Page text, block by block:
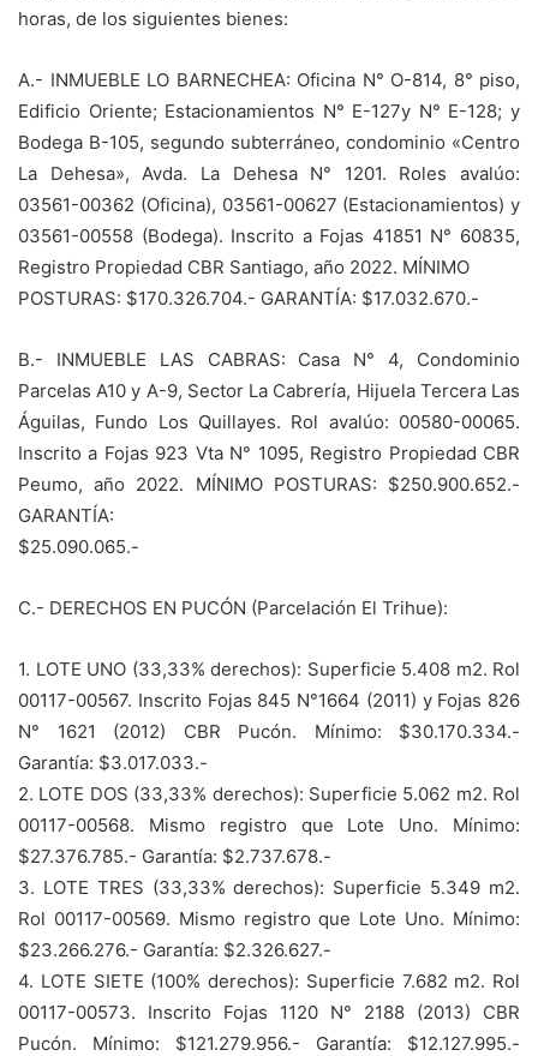
horas, de los siguientes bienes:
A.- INMUEBLE LO BARNECHEA: Oficina N° O-814, 8° piso,
Edificio Oriente; Estacionamientos N° E-127y N° E-128; y
Bodega B-105, segundo subterráneo, condominio «Centro
La Dehesa», Avda. La Dehesa N° 1201. Roles avalúo:
03561-00362 (Oficina), 03561-00627 (Estacionamientos) y
03561-00558 (Bodega). Inscrito a Fojas 41851 N° 60835,
Registro Propiedad CBR Santiago, año 2022. MÍNIMO
POSTURAS: $170.326.704.- GARANTÍA: $17.032.670.-
B.- INMUEBLE LAS CABRAS: Casa N° 4, Condominio
Parcelas A10 y A-9, Sector La Cabrería, Hijuela Tercera Las
Águilas, Fundo Los Quillayes. Rol avalúo: 00580-00065.
Inscrito a Fojas 923 Vta N° 1095, Registro Propiedad CBR
Peumo, año 2022. MÍNIMO POSTURAS: $250.900.652.-
GARANTÍA:
$25.090.065.-
C.- DERECHOS EN PUCÓN (Parcelación El Trihue):
1. LOTE UNO (33,33% derechos): Superficie 5.408 m2. Rol
00117-00567. Inscrito Fojas 845 N°1664 (2011) y Fojas 826
N° 1621 (2012) CBR Pucón. Mínimo: $30.170.334.-
Garantía: $3.017.033.-
2. LOTE DOS (33,33% derechos): Superficie 5.062 m2. Rol
00117-00568. Mismo registro que Lote Uno. Mínimo:
$27.376.785.- Garantía: $2.737.678.-
3. LOTE TRES (33,33% derechos): Superficie 5.349 m2.
Rol 00117-00569. Mismo registro que Lote Uno. Mínimo:
$23.266.276.- Garantía: $2.326.627.-
4. LOTE SIETE (100% derechos): Superficie 7.682 m2. Rol
00117-00573. Inscrito Fojas 1120 N° 2188 (2013) CBR
Pucón. Mínimo: $121.279.956.- Garantía: $12.127.995.-